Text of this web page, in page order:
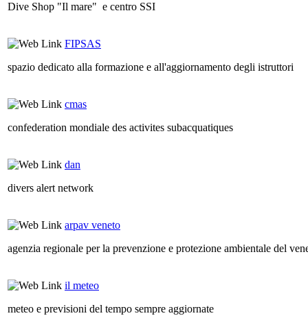
Dive Shop "Il mare" e centro SSI
FIPSAS
spazio dedicato alla formazione e all'aggiornamento degli istruttori
cmas
confederation mondiale des activites subacquatiques
dan
divers alert network
arpav veneto
agenzia regionale per la prevenzione e protezione ambientale del
il meteo
meteo e previsioni del tempo sempre aggiornate